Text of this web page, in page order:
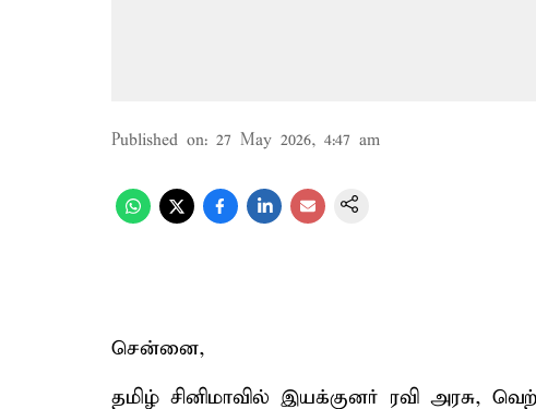
Published on: 27 May 2026, 4:47 am
சென்னை,
தமிழ் சினிமாவில் இயக்குனர் ரவி அரசு,